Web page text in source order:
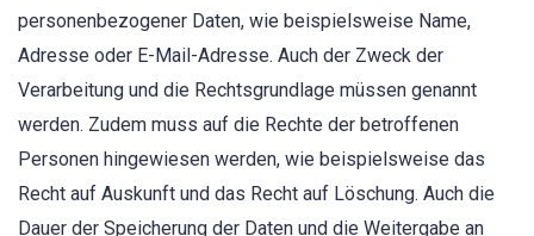
personenbezogener Daten, wie beispielsweise Name,
Adresse oder E-Mail-Adresse. Auch der Zweck der
Verarbeitung und die Rechtsgrundlage müssen genannt
werden. Zudem muss auf die Rechte der betroffenen
Personen hingewiesen werden, wie beispielsweise das
Recht auf Auskunft und das Recht auf Löschung. Auch die
Dauer der Speicherung der Daten und die Weitergabe an